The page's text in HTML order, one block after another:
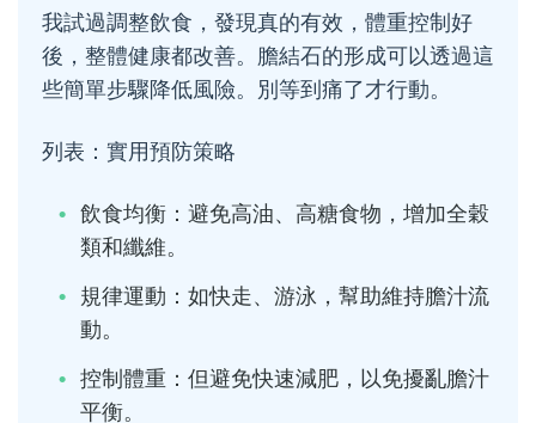
我試過調整飲食，發現真的有效，體重控制好
後，整體健康都改善。膽結石的形成可以透過這
些簡單步驟降低風險。別等到痛了才行動。
列表：實用預防策略
飲食均衡：避免高油、高糖食物，增加全穀
類和纖維。
規律運動：如快走、游泳，幫助維持膽汁流
動。
控制體重：但避免快速減肥，以免擾亂膽汁
平衡。